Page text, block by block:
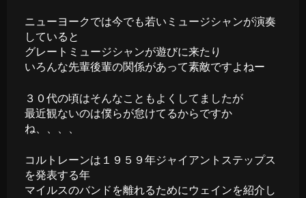
ニューヨークでは今でも若いミュージシャンが演奏
していると
グレートミュージシャンが遊びに来たり
いろんな先輩後輩の関係があって素敵ですよねー
３０代の頃はそんなこともよくしてましたが
最近観ないのは僕らが怠けてるからですか
ね、、、、
コルトレーンは１９５９年ジャイアントステップス
を発表する年
マイルスのバンドを離れるためにウェインを紹介し